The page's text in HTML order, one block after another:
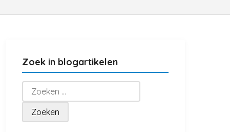
Zoek in blogartikelen
Zoeken
naar: